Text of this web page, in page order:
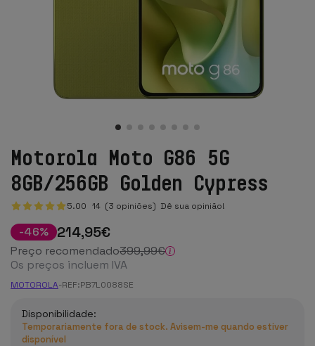
Motorola Moto G86 5G
8GB/256GB Golden Cypress
5.00 14 (3 opiniões) Dê sua opinião!
-46% 214,95€
Preço recomendado399,99€
Os preços incluem IVA
MOTOROLA-REF:PB7L0088SE
Disponibilidade:
Temporariamente fora de stock. Avisem-me quando estiver
disponível